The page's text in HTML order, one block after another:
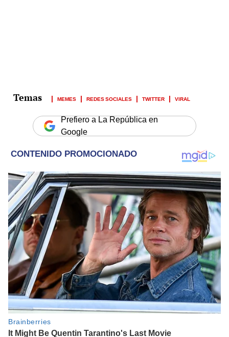
MEMES REDES SOCIALES TWITTER VIRAL
Prefiero a La República en
Google